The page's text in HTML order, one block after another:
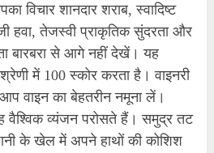
विचार शानदार शराब, स्वादिष्ट
हवा, तेजस्वी प्राकृतिक सुंदरता और
बारबरा से आगे नहीं देखें। यह
में 100 स्कोर करता है। वाइनरी
वाइन का बेहतरीन नमूना लें।
वैश्विक व्यंजन परोसते हैं। समुद्र तट
के खेल में अपने हाथों की कोशिश